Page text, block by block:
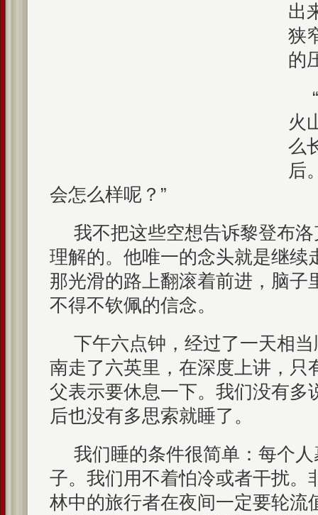
出
狭
的
火
么
后
会怎么样呢？”
我不把这些空想告诉黎登布
理解的。他唯一的念头就是继续
那光滑的路上翻滚着前进，脑子
不得不钦佩的信念。
下午六点钟，经过了一天相
南走了六英里，在深度上讲，只
父表示要休息一下。我们没有多
后也没有多思索就睡了。
我们睡的条件很简单：每个
子。我们用不着怕冷或者干扰。
林中的旅行者在夜间一定要轮流